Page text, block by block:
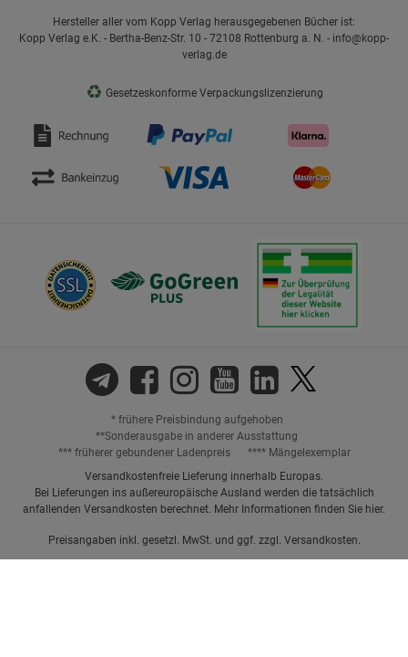
Hersteller aller vom Kopp Verlag herausgegebenen Bücher ist:
Kopp Verlag e.K. - Bertha-Benz-Str. 10 - 72108 Rottenburg a. N. - info@kopp-
verlag.de
♻ Gesetzeskonforme Verpackungslizenzierung
* frühere Preisbindung aufgehoben
**Sonderausgabe in anderer Ausstattung
*** früherer gebundener Ladenpreis
**** Mängelexemplar
Versandkostenfreie Lieferung innerhalb Europas.
Bei Lieferungen ins außereuropäische Ausland werden die tatsächlich
anfallenden Versandkosten berechnet. Mehr Informationen finden Sie hier.
Preisangaben inkl. gesetzl. MwSt. und ggf. zzgl. Versandkosten.